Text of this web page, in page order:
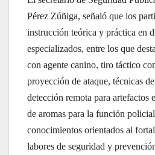
Pérez Zúñiga, señaló que los
instrucción teórica y práctica en
especializados, entre los que
con agente canino, tiro táctico
proyección de ataque, técnicas
detección remota para artefactos
de aromas para la función
conocimientos orientados al
labores de seguridad y